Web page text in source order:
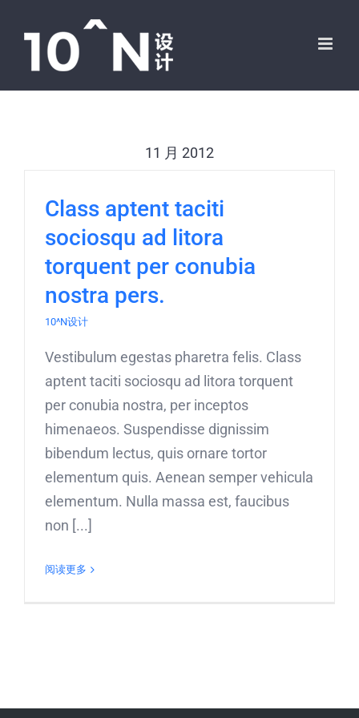
11 月 2012
Class aptent taciti
sociosqu ad litora
torquent per conubia
nostra pers.
10^N设计
Vestibulum egestas pharetra felis. Class
aptent taciti sociosqu ad litora torquent
per conubia nostra, per inceptos
himenaeos. Suspendisse dignissim
bibendum lectus, quis ornare tortor
elementum quis. Aenean semper vehicula
elementum. Nulla massa est, faucibus
non [...]
阅读更多